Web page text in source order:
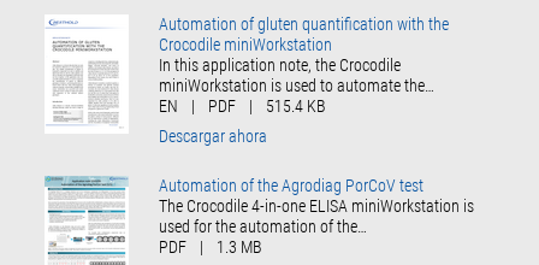
Automation of gluten quantification with the
Crocodile miniWorkstation
In this application note, the Crocodile
miniWorkstation is used to automate the…
EN
| PDF |
515.4 KB
Descargar ahora
Automation of the Agrodiag PorCoV test
The Crocodile 4-in-one ELISA miniWorkstation is
used for the automation of the…
PDF
|
1.3 MB